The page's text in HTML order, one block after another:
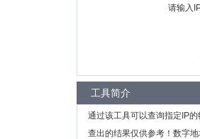
请输入
工具简介
通过该工具可以查询指定IP
查出的结果仅供参考！数字